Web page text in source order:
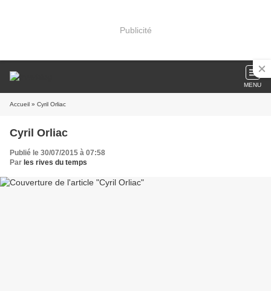
Publicité
MENU
Accueil » Cyril Orliac
Cyril Orliac
Publié le 30/07/2015 à 07:58
Par les rives du temps